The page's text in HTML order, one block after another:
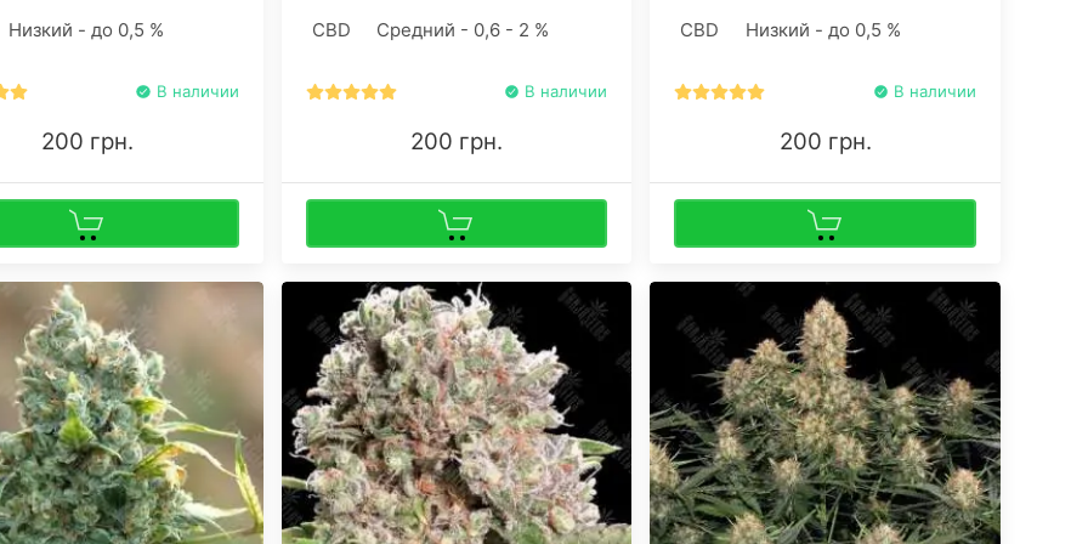
Низкий - до 0,5 %
В наличии
200 грн.
преобладающей Индикой шишки, в
CBD Средний - 0,6 - 2 %
В наличии
200 грн.
а также легко клонируются.
CBD Низкий - до 0,5 %
В наличии
200 грн.